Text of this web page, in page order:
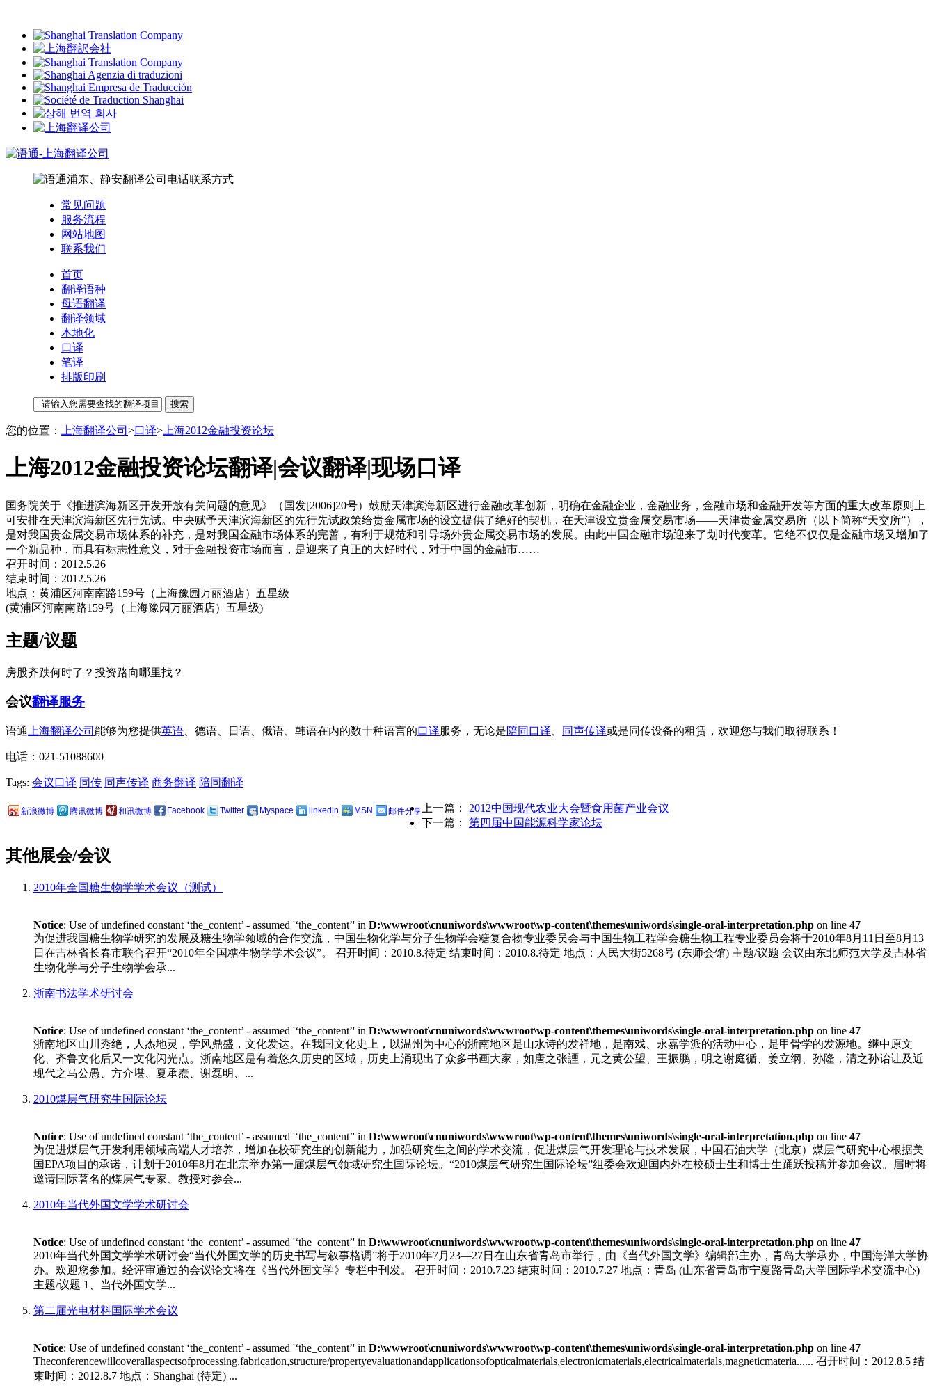
常见问题
服务流程
网站地图
联系我们
首页
翻译语种
母语翻译
翻译领域
本地化
口译
笔译
排版印刷
您的位置： 上海翻译公司 >口译> 上海2012金融投资论坛
上海2012金融投资论坛翻译|会议翻译|现场口译
国务院关于《推进滨海新区开发开放有关问题的意见》（国发[2006]20号）鼓励天津滨海新区进行金融改革创新，明确在金融企业，金融业务，金融市场和金融开发等方面的重大改革原则上
可安排在天津滨海新区先行先试。中央赋予天津滨海新区的先行先试政策给贵金属市场的设立提供了绝好的契机，在天津设立贵金属交易市场——天津贵金属交易所（以下简称“天交所”），
是对我国贵金属交易市场体系的补充，是对我国金融市场体系的完善，有利于规范和引导场外贵金属交易市场的发展。由此中国金融市场迎来了划时代变革。它绝不仅仅是金融市场又增加了
一个新品种，而具有标志性意义，对于金融投资市场而言，是迎来了真正的大好时代，对于中国的金融市……
召开时间：2012.5.26
结束时间：2012.5.26
地点：黄浦区河南南路159号（上海豫园万丽酒店）五星级
(黄浦区河南南路159号（上海豫园万丽酒店）五星级)
主题/议题
房股齐跌何时了？投资路向哪里找？
会议翻译服务
语通 上海翻译公司 能够为您提供英语 、德语、日语、俄语、韩语在内的数十种语言的口译服务，无论是陪同口译 同声传译或是同传设备的租赁，欢迎您与我们取得联系！
电话：021-51088600
Tags: 会议口译 同传 同声传译 商务翻译 陪同翻译
新浪微博 腾讯微博 和讯微博 Facebook Twitter Myspace linkedin MSN 邮件分享 上一篇： 2012中国现代农业大会暨食用菌产业会议
下一篇： 第四届中国能源科学家论坛
其他展会/会议
2010年全国糖生物学学术会议（测试）
Notice: Use of undefined constant ‘the_content’ - assumed '‘the_content’' in D:\wwwroot\cnuniwords\wwwroot\wp-content\themes\uniwords\single-oral-interpretation.php on line 47
为促进我国糖生物学研究的发展及糖生物学领域的合作交流，中国生物化学与分子生物学会糖复合物专业委员会与中国生物工程学会糖生物工程专业委员会将于2010年8月11日至8月13
日在吉林省长春市联合召开“2010年全国糖生物学学术会议”。 召开时间：2010.8.待定 结束时间：2010.8.待定 地点：人民大街5268号 (东师会馆) 主题/议题 会议由东北师范大学及吉林省
生物化学与分子生物学会承...
浙南书法学术研讨会
Notice: Use of undefined constant ‘the_content’ - assumed '‘the_content’' in D:\wwwroot\cnuniwords\wwwroot\wp-content\themes\uniwords\single-oral-interpretation.php on line 47
浙南地区山川秀绝，人杰地灵，学风鼎盛，文化发达。在我国文化史上，以温州为中心的浙南地区是山水诗的发祥地，是南戏、永嘉学派的活动中心，是甲骨学的发源地。继中原文
化、齐鲁文化后又一文化闪光点。浙南地区是有着悠久历史的区域，历史上涌现出了众多书画大家，如唐之张諲，元之黄公望、王振鹏，明之谢庭循、姜立纲、孙隆，清之孙诒让及近
现代之马公愚、方介堪、夏承焘、谢磊明、...
2010煤层气研究生国际论坛
Notice: Use of undefined constant ‘the_content’ - assumed '‘the_content’' in D:\wwwroot\cnuniwords\wwwroot\wp-content\themes\uniwords\single-oral-interpretation.php on line 47
为促进煤层气开发利用领域高端人才培养，增加在校研究生的创新能力，加强研究生之间的学术交流，促进煤层气开发理论与技术发展，中国石油大学（北京）煤层气研究中心根据美
国EPA项目的承诺，计划于2010年8月在北京举办第一届煤层气领域研究生国际论坛。“2010煤层气研究生国际论坛”组委会欢迎国内外在校硕士生和博士生踊跃投稿并参加会议。届时将
邀请国际著名的煤层气专家、教授对参会...
2010年当代外国文学学术研讨会
Notice: Use of undefined constant ‘the_content’ - assumed '‘the_content’' in D:\wwwroot\cnuniwords\wwwroot\wp-content\themes\uniwords\single-oral-interpretation.php on line 47
2010年当代外国文学学术研讨会“当代外国文学的历史书写与叙事格调”将于2010年7月23—27日在山东省青岛市举行，由《当代外国文学》编辑部主办，青岛大学承办，中国海洋大学协
办。欢迎您参加。经评审通过的会议论文将在《当代外国文学》专栏中刊发。 召开时间：2010.7.23 结束时间：2010.7.27 地点：青岛 (山东省青岛市宁夏路青岛大学国际学术交流中心)
主题/议题 1、当代外国文学...
第二届光电材料国际学术会议
Notice: Use of undefined constant ‘the_content’ - assumed '‘the_content’' in D:\wwwroot\cnuniwords\wwwroot\wp-content\themes\uniwords\single-oral-interpretation.php on line 47
Theconferencewillcoverallaspectsofprocessing,fabrication,structure/propertyevaluationandapplicationsofopticalmaterials,electronicmaterials,electricalmaterials,magneticmateria...... 召开时间：2012.8.5 结
束时间：2012.8.7 地点：Shanghai (待定) ...